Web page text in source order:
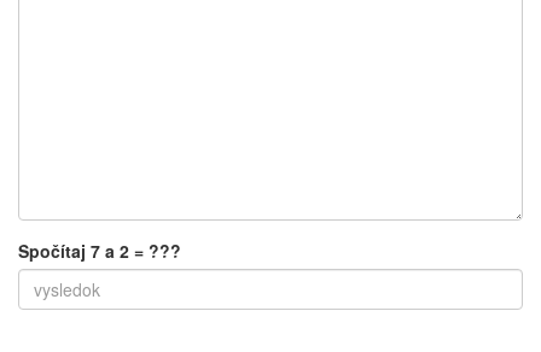
Spočítaj 7 a 2 = ???